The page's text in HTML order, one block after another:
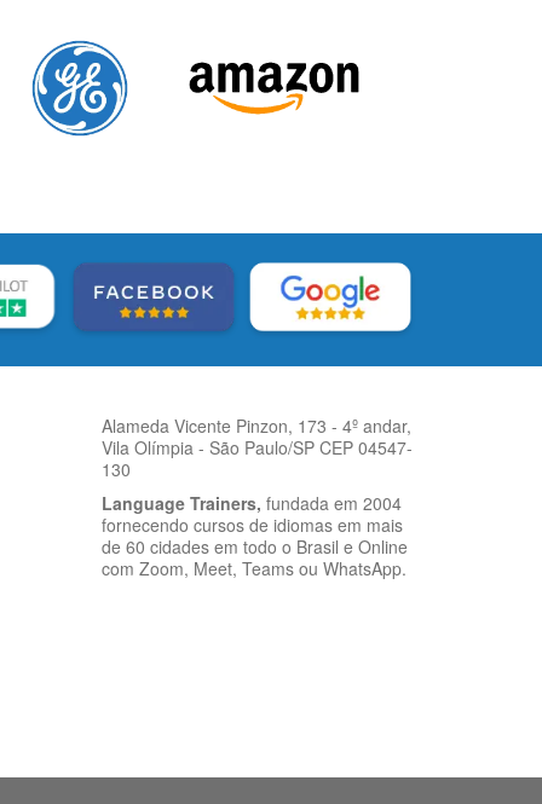
Alameda Vicente Pinzon, 173 - 4º andar,
Vila Olímpia - São Paulo/SP CEP 04547-
130
Language Trainers, fundada em 2004
fornecendo cursos de idiomas em mais
de 60 cidades em todo o Brasil e Online
com Zoom, Meet, Teams ou WhatsApp.